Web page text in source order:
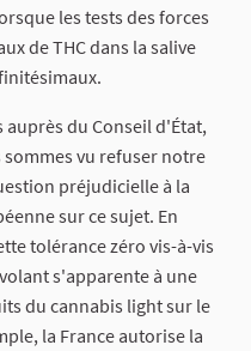
les tests des forces
de THC dans la salive
auprès du Conseil d'État,
vu refuser notre
préjudicielle à la
sur ce sujet. En
tolérance zéro vis-à-vis
s'apparente à une
du cannabis light sur le
la France autorise la